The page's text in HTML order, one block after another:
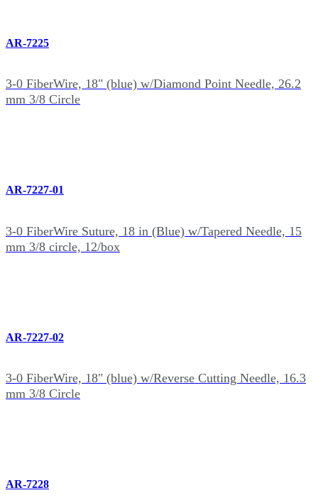
AR-7225
3-0 FiberWire, 18" (blue) w/Diamond Point Needle, 26.2
mm 3/8 Circle
AR-7227-01
3-0 FiberWire Suture, 18 in (Blue) w/Tapered Needle, 15
mm 3/8 circle, 12/box
AR-7227-02
3-0 FiberWire, 18" (blue) w/Reverse Cutting Needle, 16.3
mm 3/8 Circle
AR-7228